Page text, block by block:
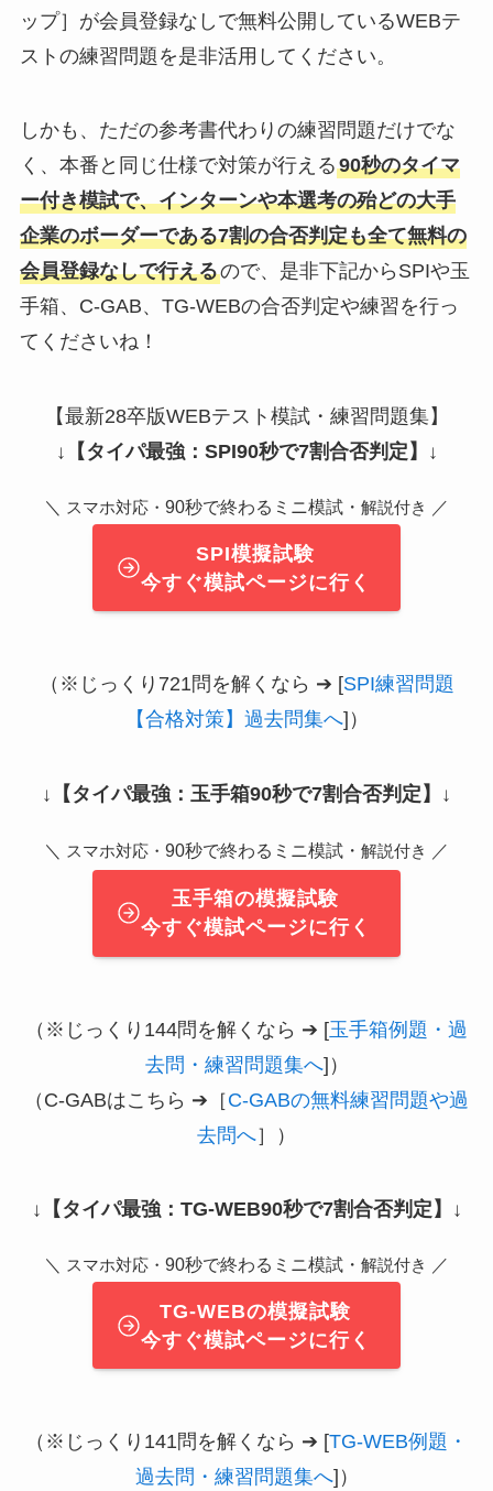
ップ］が会員登録なしで無料公開しているWEBテ
ストの練習問題を是非活用してください。
しかも、ただの参考書代わりの練習問題だけでな
く、本番と同じ仕様で対策が行える90秒のタイマ
ー付き模試で、インターンや本選考の殆どの大手
企業のボーダーである7割の合否判定も全て無料の
会員登録なしで行えるので、是非下記からSPIや玉
手箱、C-GAB、TG-WEBの合否判定や練習を行っ
てくださいね！
【最新28卒版WEBテスト模試・練習問題集】
↓ 【タイパ最強：SPI90秒で7割合否判定】 ↓
＼ スマホ対応・ 90秒で終わるミニ模試・ 解説付き ／
SPI模擬試験
今すぐ模試ページに行く
（※じっくり721問を解くなら ➔ [SPI練習問題
【合格対策】過去問集へ]）
↓ 【タイパ最強：玉手箱90秒で7割合否判定】 ↓
＼ スマホ対応・ 90秒で終わるミニ模試・ 解説付き ／
玉手箱の模擬試験
今すぐ模試ページに行く
（※じっくり144問を解くなら ➔ [玉手箱例題・過
去問・練習問題集へ]）
（C-GABはこちら ➔［C-GABの無料練習問題や過
去問へ］）
↓ 【タイパ最強：TG-WEB90秒で7割合否判定】 ↓
＼ スマホ対応・ 90秒で終わるミニ模試・ 解説付き ／
TG-WEBの模擬試験
今すぐ模試ページに行く
（※じっくり141問を解くなら ➔ [TG-WEB例題・
過去問・練習問題集へ]）